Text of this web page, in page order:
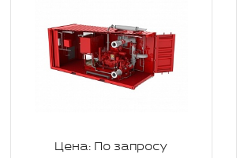
Цена: По запросу